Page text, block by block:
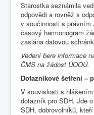
Starostka seznámila
odpovědi a rovněž s
v součinnosti s právním
časový harmonogram
zaslána datovou
Vedení bere informace
ČMS na žádost ÚOOÚ.
Dotazníkové šetření –
V souvislosti s
dotazník pro SDH. Jde
SDH, dobrovolníků,